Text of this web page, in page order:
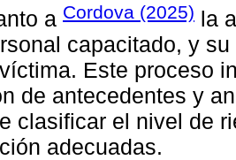
a Cordova (2025) la
capacitado, y
Este proceso
de antecedentes y
clasificar el nivel de
adecuadas.